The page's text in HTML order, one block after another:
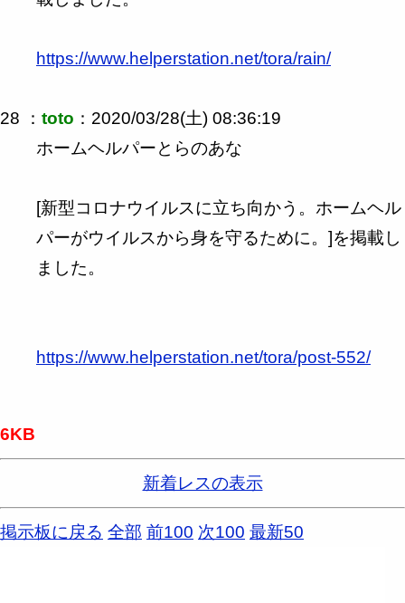
https://www.helperstation.net/tora/rain/
28 ： toto ：2020/03/28(土) 08:36:19
ホームヘルパーとらのあな
[新型コロナウイルスに立ち向かう。ホームヘル
パーがウイルスから身を守るために。]を掲載し
ました。
https://www.helperstation.net/tora/post-552/
6KB
新着レスの表示
掲示板に戻る 全部 前100 次100 最新50